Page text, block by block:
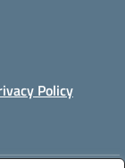
Policy